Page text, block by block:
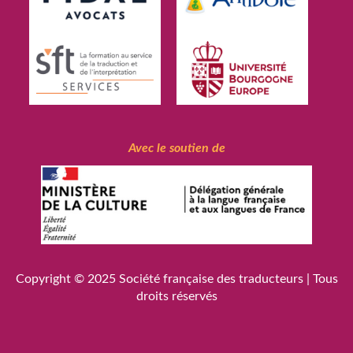
Avec le soutien de
Copyright © 2025 Société française des traducteurs| Tous
droits réservés